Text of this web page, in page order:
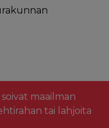
maailman
tai lahjoita